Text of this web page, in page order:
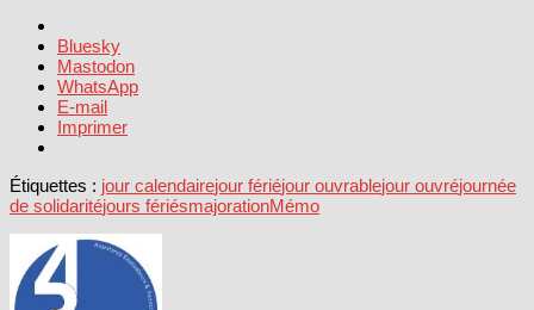
Bluesky
Mastodon
WhatsApp
E-mail
Imprimer
Étiquettes : jour calendairejour fériéjour ouvrablejour ouvréjournée
de solidaritéjours fériésmajorationMémo